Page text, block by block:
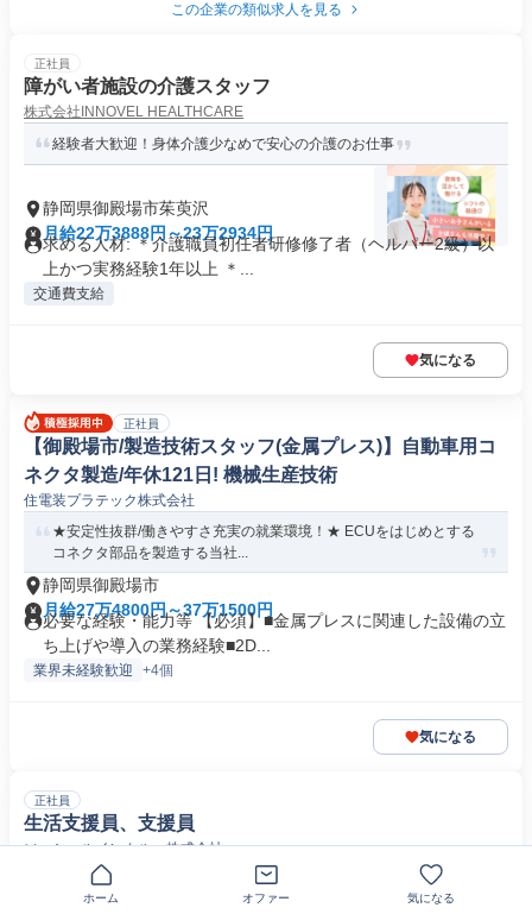
この企業の類似求人を見る
正社員
障がい者施設の介護スタッフ
株式会社INNOVEL HEALTHCARE
経験者大歓迎！身体介護少なめで安心の介護のお仕事
静岡県御殿場市茱萸沢
月給22万3888円～23万2934円
求める人材: ＊介護職員初任者研修修了者（ヘルパー2級）以
上かつ実務経験1年以上 ＊...
交通費支給
気になる
正社員
【御殿場市/製造技術スタッフ(金属プレス)】自動車用コ
ネクタ製造/年休121日! 機械生産技術
住電装プラテック株式会社
★安定性抜群/働きやすさ充実の就業環境！★ ECUをはじめとする
コネクタ部品を製造する当社...
静岡県御殿場市
月給27万4800円～37万1500円
必要な経験・能力等 【必須】■金属プレスに関連した設備の立
ち上げや導入の業務経験■2D...
業界未経験歓迎 +4個
気になる
正社員
生活支援員、支援員
ソーシャルインクルー株式会社
(介護経験者歓迎)日中支援型グループホーム支援員、地域密着で利
用者様に寄り添った支援ができ...
ホーム オファー 気になる